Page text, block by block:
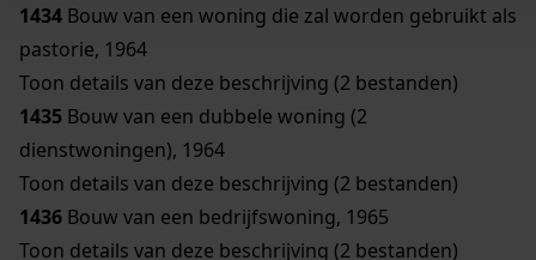
1434 Bouw van een woning die zal worden gebruikt als
pastorie, 1964
Toon details van deze beschrijving (2 bestanden)
1435 Bouw van een dubbele woning (2
dienstwoningen), 1964
Toon details van deze beschrijving (2 bestanden)
1436 Bouw van een bedrijfswoning, 1965
Toon details van deze beschrijving (2 bestanden)